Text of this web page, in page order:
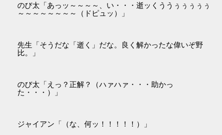
のび太「あっッ～～～～、い・・・逝ッくううぅぅぅぅぅ
～～～～～～～～（ドピュッ）」
先生「そうだな「逝く」だな。良く解かったな偉いぞ野
比。」
のび太「えっ？正解？（ハァハァ・・・助かっ
た・・・）」
ジャイアン「（な、何ッ！！！！！）」